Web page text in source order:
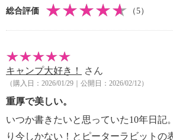
総合評価 （5）
キャンプ大好き！ さん
（購入日：2026/01/29｜公開日：2026/02/12）
重厚で美しい。
いつか書きたいと思っていた10年日記
り今しかない！とピーターラビットの